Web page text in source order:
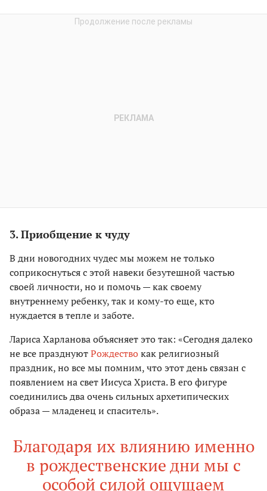
3. Приобщение к чуду
В дни новогодних чудес мы можем не только
соприкоснуться с этой навеки безутешной частью
своей личности, но и помочь — как своему
внутреннему ребенку, так и кому-то еще, кто
нуждается в тепле и заботе.
Лариса Харланова объясняет это так: «Сегодня далеко
не все празднуютРождествокак религиозный
праздник, но все мы помним, что этот день связан с
появлением на свет Иисуса Христа. В его фигуре
соединились два очень сильных архетипических
образа — младенец и спаситель».
Благодаря их влиянию именно
в рождественские дни мы с
особой силой ощущаем